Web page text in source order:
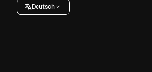
Deutsch